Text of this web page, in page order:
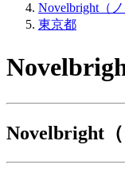
Novelbright（
東京都
Novelbright